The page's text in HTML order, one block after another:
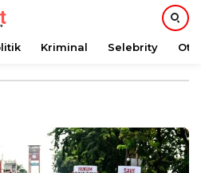
Kriminal Selebrity